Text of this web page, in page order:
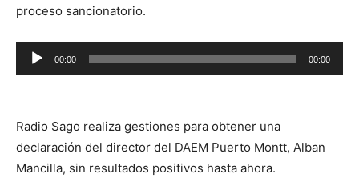
proceso sancionatorio.
Reproductor
de
00:00 00:00
Radio Sago realiza gestiones para obtener una
declaración del director del DAEM Puerto Montt, Alban
Mancilla, sin resultados positivos hasta ahora.